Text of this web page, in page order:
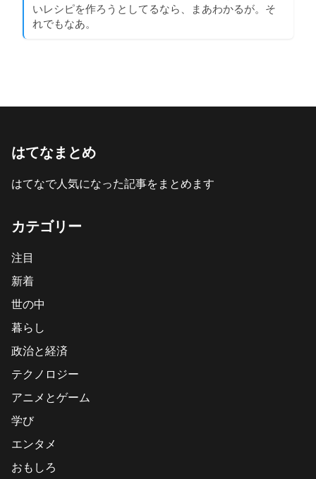
いレシピを作ろうとしてるなら、まあわかるが。そ
れでもなあ。
はてなまとめ
はてなで人気になった記事をまとめます
カテゴリー
注目
新着
世の中
暮らし
政治と経済
テクノロジー
アニメとゲーム
学び
エンタメ
おもしろ